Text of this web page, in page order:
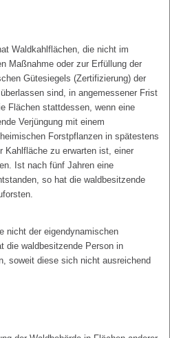
Waldkahlflächen, die nicht im
Maßnahme oder zur Erfüllung der
Gütesiegels (Zertifizierung) der
sind, in angemessener Frist
Flächen stattdessen, wenn eine
Verjüngung mit einem
Forstpflanzen in spätestens
Kahlfläche zu erwarten ist, einer
Ist nach fünf Jahren eine
so hat die waldbesitzende
nicht der eigendynamischen
die waldbesitzende Person in
soweit diese sich nicht ausreichend